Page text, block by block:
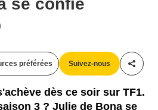
se confie
préférées Suivez-nous
dès ce soir sur TF1.
3 ? Julie de Bona se